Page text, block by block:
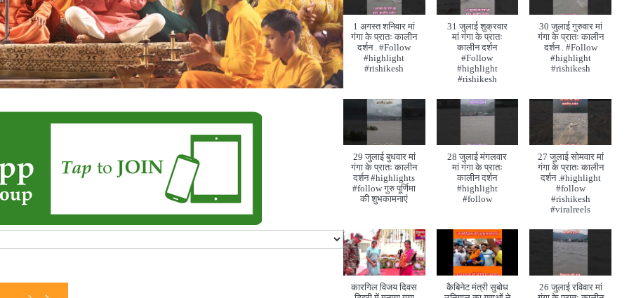
1 अगस्त शनिवार मां
गंगा के प्रातः कालीन
दर्शन . #Follow
#highlight
#rishikesh
31 जुलाई शुक्रवार
मां गंगा के प्रातः
कालीन दर्शन
#Follow
#highlight
#rishikesh
30 जुलाई गुरुवार मां
गंगा के प्रातः कालीन
दर्शन . #Follow
#highlight
#rishikesh
29 जुलाई बुधवार मां
गंगा के प्रातः कालीन
दर्शन #highlights
#follow गुरु पूर्णिमा
की शुभकामनाएं
28 जुलाई मंगलवार
मां गंगा के प्रातः
कालीन दर्शन
#highlight
#follow
27 जुलाई सोमवार मां
गंगा के प्रातः कालीन
दर्शन .#highlight
#follow
#rishikesh
#viralreels
कारगिल विजय दिवस
कैबिनेट मंत्री सुबोध
26 जुलाई रविवार मां